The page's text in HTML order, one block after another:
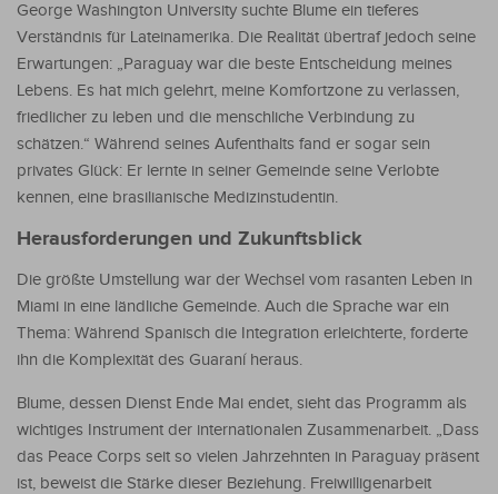
George Washington University suchte Blume ein tieferes
Verständnis für Lateinamerika. Die Realität übertraf jedoch seine
Erwartungen: „Paraguay war die beste Entscheidung meines
Lebens. Es hat mich gelehrt, meine Komfortzone zu verlassen,
friedlicher zu leben und die menschliche Verbindung zu
schätzen.“ Während seines Aufenthalts fand er sogar sein
privates Glück: Er lernte in seiner Gemeinde seine Verlobte
kennen, eine brasilianische Medizinstudentin.
Herausforderungen und Zukunftsblick
Die größte Umstellung war der Wechsel vom rasanten Leben in
Miami in eine ländliche Gemeinde. Auch die Sprache war ein
Thema: Während Spanisch die Integration erleichterte, forderte
ihn die Komplexität des Guaraní heraus.
Blume, dessen Dienst Ende Mai endet, sieht das Programm als
wichtiges Instrument der internationalen Zusammenarbeit. „Dass
das Peace Corps seit so vielen Jahrzehnten in Paraguay präsent
ist, beweist die Stärke dieser Beziehung. Freiwilligenarbeit